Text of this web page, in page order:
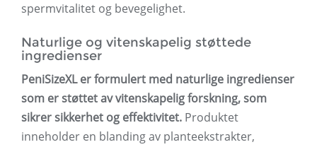
spermvitalitet og bevegelighet.
Naturlige og vitenskapelig støttede
ingredienser
PeniSizeXL er formulert med naturlige ingredienser
som er støttet av vitenskapelig forskning, som
sikrer sikkerhet og effektivitet. Produktet
inneholder en blanding av planteekstrakter,